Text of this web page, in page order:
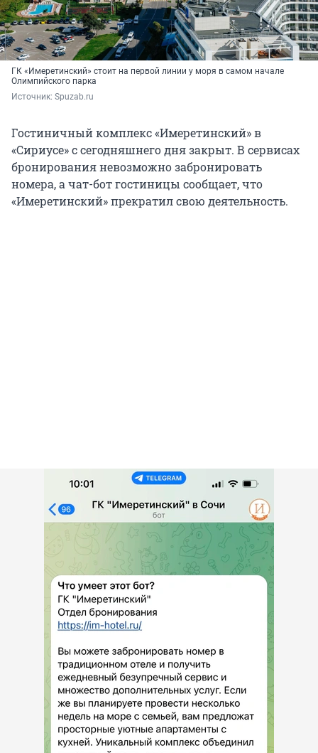
ГК «Имеретинский» стоит на первой линии у моря в самом начале
Олимпийского парка
Источник: Spuzab.ru
Гостиничный комплекс «Имеретинский» в
«Сириусе» с сегодняшнего дня закрыт. В сервисах
бронирования невозможно забронировать
номера, а чат-бот гостиницы сообщает, что
«Имеретинский» прекратил свою деятельность.